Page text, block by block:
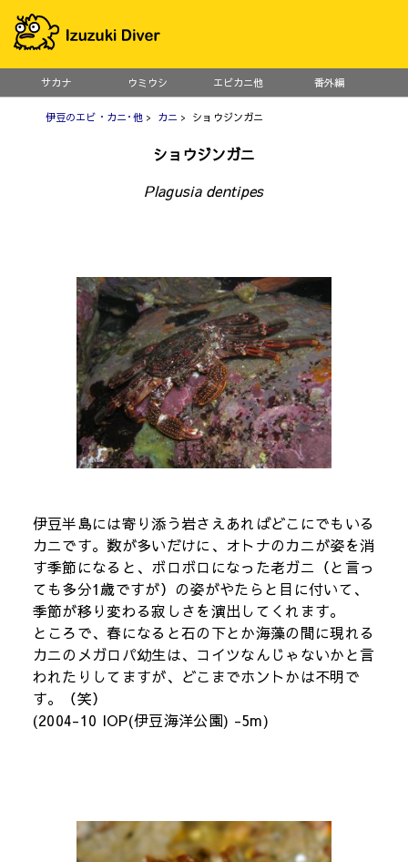
サカナ ウミウシ エビカニ他 番外編
伊豆のエビ・カニ･他> カニ > ショウジンガニ
ショウジンガニ
Plagusia dentipes
伊豆半島には寄り添う岩さえあればどこにでもいる
カニです。数が多いだけに、オトナのカニが姿を消
す季節になると、ボロボロになった老ガニ（と言っ
ても多分1歳ですが）の姿がやたらと目に付いて、
季節が移り変わる寂しさを演出してくれます。
ところで、春になると石の下とか海藻の間に現れる
カニのメガロパ幼生は、コイツなんじゃないかと言
われたりしてますが、どこまでホントかは不明で
す。（笑）
(2004-10 IOP(伊豆海洋公園) -5m)